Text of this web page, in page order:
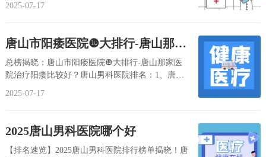
2025-07-17
唐山市阳痿医院❿大排行-唐山那家
医院治疗阳痿比较好？
总榜揭晓：唐山市阳痿医院❿大排行-唐山那家医
院治疗阳痿比较好？唐山男科医院排名：1、唐山
2025-07-17
2025唐山男科医院哪个好
【排名速览】2025唐山男科医院排行榜单揭晓！唐